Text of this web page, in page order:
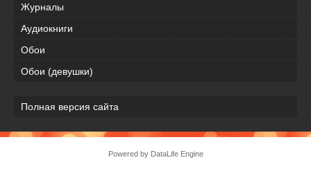
Журналы
Аудиокниги
Обои
Обои (девушки)
Полная версия сайта
Powered by DataLife Engine